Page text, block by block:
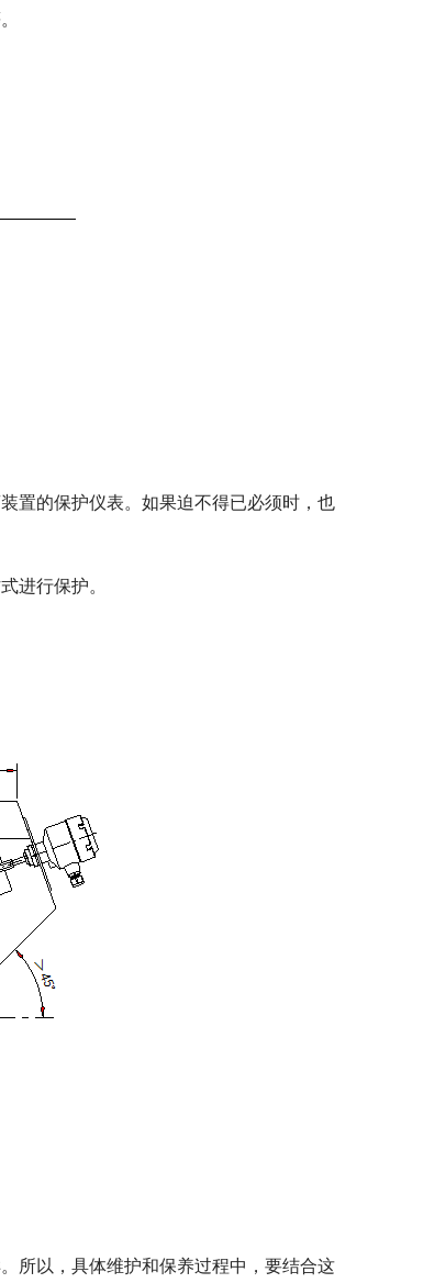
的保护仪表。如果迫不得已必须时，也
进行保护。
以，具体维护和保养过程中，要结合这